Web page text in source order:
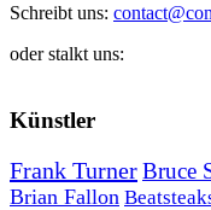
Schreibt uns:
oder stalkt uns:
Künstler
Frank TurnerBruce
Brian Fallon